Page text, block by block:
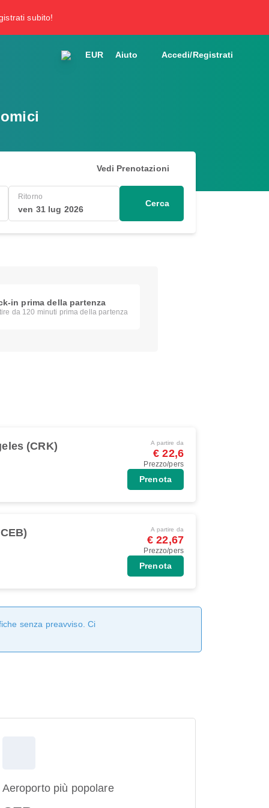
subito!
EUR Aiuto Accedi/Registrati
Vedi Prenotazioni
Ritorno
ven 31 lug 2026
Cerca
in prima della partenza
da 120 minuti prima della partenza
(CRK) A partire da
€ 22,6
Prezzo/pers
Prenota
A partire da
€ 22,67
Prezzo/pers
Prenota
senza preavviso. Ci
Aeroporto più popolare